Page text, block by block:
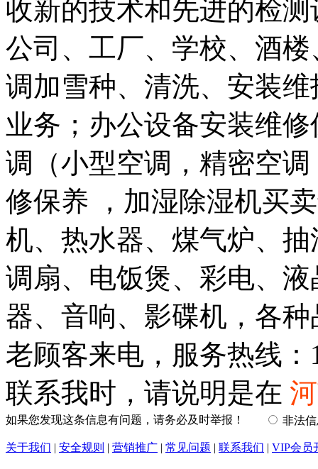
收新的技术和先进的检
公司、工厂、学校、酒
调加雪种、清洗、安装
业务；办公设备安装维
调（小型空调，精密空
修保养 ，加湿除湿机买
机、热水器、煤气炉、
调扇、电饭煲、彩电、
器、音响、影碟机，各
老顾客来电，服务热线：
联系我时，请说明是在
如果您发现这条信息有问题，请务必及时举报！ 非法
关于我们 | 安全规则 | 营销推广 | 常见问题 | 联系我们 | VIP会员